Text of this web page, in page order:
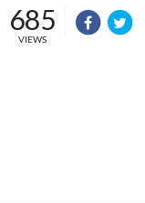
685
VIEWS